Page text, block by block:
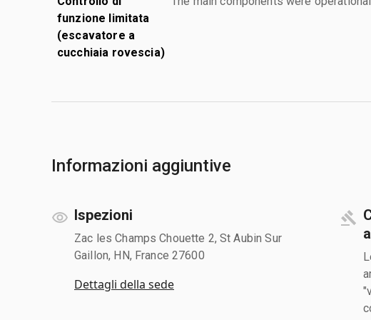
funzione limitata
(escavatore a
cucchiaia rovescia)
Informazioni aggiuntive
Ispezioni
Zac les Champs Chouette 2, St Aubin Sur
Gaillon, HN, France 27600
Dettagli della sede